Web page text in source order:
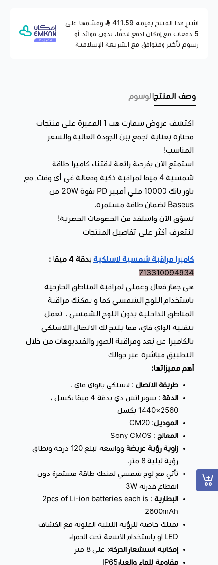
الموديل
المعالج : Sony CMOS
3W
باستخدام الأشعة تحت الحمراء
إمكانية استشعار الحركة : على 8 متر
مقاومة للماء والغبار IP65
تخزين المقاطع: في الميموري بسعة Max 128G.
تمتاز كاميرا مراقبة لاسلكية بأنها سهلة التركيب
لا حاجة إلى أسلاك أو تمديدات، يأتي معها قاعدة
مغناطيسية حيث يمكنك تثبيت الكاميرا بنفسك وبكل سهولة
بفضل الخلايا الشمسية المدمجة في هيكلها، يتم شحن
البطارية أثناء تعرض الكاميرا لأشعة الشمس المباشرة. هذا
يعني
يمكنك تركيب الكاميرا في أي مكان ترغب فيه دون الحاجة إلى
توصيلها بمصدر طاقة خارجي.
لا تحتاج إلى كابلات كهرباء معقدة لأنها تعتمد على الطاقة
الشمسية كمصدر رئيسي للتشغيل.
تعمل كاميرا مراقبة لاسلكية بتقنية الذكاء الاصطناعي، التي
إشعارات صحيحة .
خاصية الكشف عن الحركة
يحدث تغيير في الحركة في الإطار المرئي.
ثنائية الصوت: يمكنك السماع و التكلم مع الأشخاص
تتميز بحجمها الصغير، أصغر من حجم الجوال.
💡
تعليمات وإرشادات هامة لاستخدام كاميرا مراقبة لأول مرة
»»»»»»»»»»»»»»»»»««««««««««««««««««
6953156206519
هو باور بانك قوي مثالي لمتابعة حياتك اليومية دون القلق حول نفاذ
شحن تصل إلى 20 واط .
أهم مميزاته :
اشترِ هذا المنتج بقيمة 411.59
وقسّمها على
5 دفعات مع إمكان ادفع لاحقًا، بدون فوائد أو
رسوم تأخير ومتوافق مع الشريعة الإسلامية
وصف المنتجالوسوم
اكتشف عروض سمارت هب 1 المميزة على منتجات
مختارة بعناية تجمع بين الجودة العالية والسعر
المناسب!
استمتع الآن بفرصة رائعة لاقتناء كاميرا طاقة
شمسية 4 ميقا لمراقبة ذكية وفعالة في أي وقت، مع
باور بانك 10000 ملي أمبير PD بقوة 20W من
Baseus لضمان طاقة مستمرة.
تسوّق الآن واستفد من الخصومات الحصرية!
لنتعرف أكثر على تفاصيل المنتجات
كاميرا مراقبة شمسية لاسلكية بدقة 4 ميقا :
713310094934
هي جهاز فعال وعملي لمراقبة المناطق الخارجية
باستخدام اللوح الشمسي كما و يمكنك مراقبة
المناطق الداخلية بدون اللوح الشمسي . تعمل
بتقنية الواي فاي، مما يتيح لك الاتصال اللاسلكي
بالكاميرا عن بُعد ومراقبة الصور والفيديوهات من خلال
التطبيق مباشرة عبر جوالك
أهم مميزاتها:
طريقة الاتصال : لاسلكي بالواي فاي .
الدقة
: سوبر اتش دي بدقة 4 ميقا بكسل ،
2560×1440 بكسل
الموديل: CM20
المعالج : Sony CMOS
زاوية رؤية عريضة
وواسعة تبلغ 120 درجة ونطاق
رؤية ليلية 8 متر.
تأتي مع لوح شمسي لمنحك طاقة مستمرة دون
انقطاع قدرته 3W
البطارية
: 2pcs of Li-ion batteries each is
2600mAh
تمتلك خاصية للرؤية الليلية الملونه مع الكشاف
LED او باستخدام الأشعة تحت الحمراء
إمكانية استشعار الحركة: على 8 متر
مقاومة للماء والغبارIP65